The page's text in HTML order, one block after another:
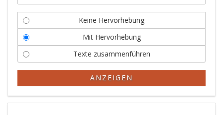
Keine Hervorhebung
Mit Hervorhebung
Texte zusammenführen
ANZEIGEN